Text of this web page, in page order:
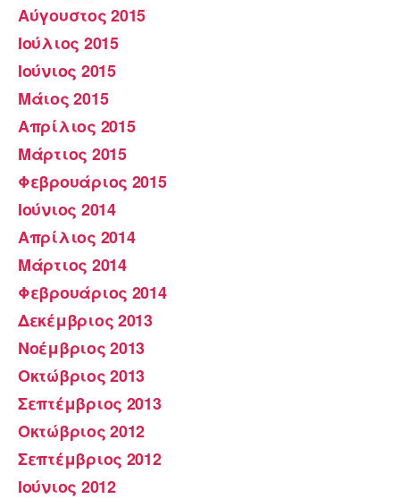
Αύγουστος 2015
Ιούλιος 2015
Ιούνιος 2015
Μάιος 2015
Απρίλιος 2015
Μάρτιος 2015
Φεβρουάριος 2015
Ιούνιος 2014
Απρίλιος 2014
Μάρτιος 2014
Φεβρουάριος 2014
Δεκέμβριος 2013
Νοέμβριος 2013
Οκτώβριος 2013
Σεπτέμβριος 2013
Οκτώβριος 2012
Σεπτέμβριος 2012
Ιούνιος 2012